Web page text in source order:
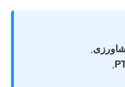
,
,